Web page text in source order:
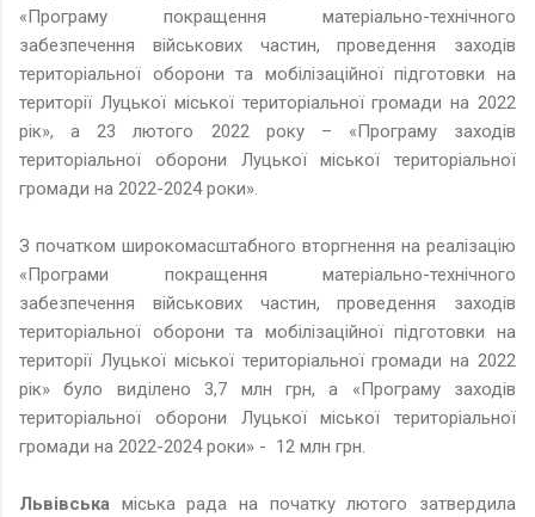
«Програму покращення матеріально-технічного
забезпечення військових частин, проведення заходів
територіальної оборони та мобілізаційної підготовки на
території Луцької міської територіальної громади на 2022
рік», а 23 лютого 2022 року – «Програму заходів
територіальної оборони Луцької міської територіальної
громади на 2022-2024 роки».
З початком широкомасштабного вторгнення на реалізацію
«Програми покращення матеріально-технічного
забезпечення військових частин, проведення заходів
територіальної оборони та мобілізаційної підготовки на
території Луцької міської територіальної громади на 2022
рік» було виділено 3,7 млн грн, а «Програму заходів
територіальної оборони Луцької міської територіальної
громади на 2022-2024 роки» - 12 млн грн.
Львівська міська рада на початку лютого затвердила